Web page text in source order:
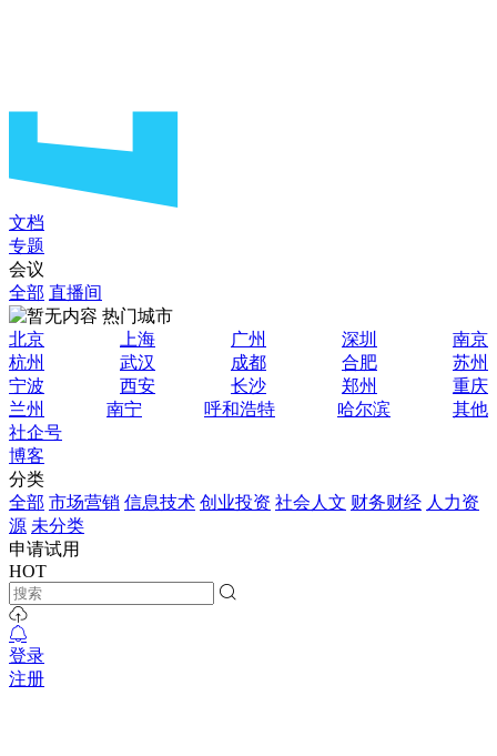
文档
专题
会议
全部 直播间
热门城市
北京
上海 广州 深圳
南京
杭州
武汉 成都 合肥
苏州
宁波
西安 长沙 郑州
重庆
兰州
南宁 呼和浩特 哈尔滨
其他
社企号
博客
分类
全部 市场营销 信息技术 创业投资 社会人文 财务财经 人力资
源 未分类
申请试用
HOT
登录
注册